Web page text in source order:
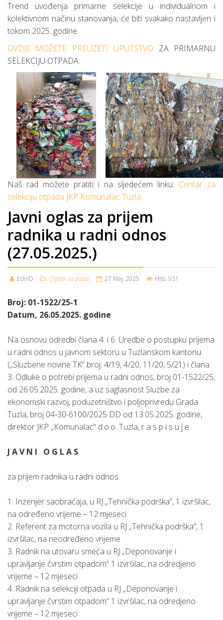
Trend uvođenja primarne selekcije u individualnom i
kolektivnom načinu stanovanja, će biti svakako nastavljen i
tokom 2025. godine.
OVDJE MOŽETE PREUZETI UPUTSTVO ZA PRIMARNU
SELEKCIJU OTPADA.
Naš rad možete pratiti i na sljedećem linku: Centar za
selekciju otpada JKP Komunalac Tuzla
Javni oglas za prijem
radnika u radni odnos
(27.05.2025.)
EdinD Oglasi za posao 27 May 2025 Hits: 931
Broj: 01-1522/25-1
Datum, 26.05.2025. godine
Na osnovu odredbi člana 4. i 6. Uredbe o postupku prijema
u radni odnos u javnom sektoru u Tuzlanskom kantonu
(„Sluzbene novine TK“ broj: 4/19, 4/20, 11/20, 5/21) i člana
3. Odluke o potrebi prijema u radni odnos, broj 01-1522/25,
od 26.05.2025. godine, a uz saglasnost Sluzbe za
ekonomski razvoj, poduzetništvo i poljoprivredu Grada
Tuzla, broj 04-30-6100/2025 DD od 13.05.2025. godine,
direktor JKP „Komunalac“ d.o.o. Tuzla, r a s p i s u j e
J A V N I O G L A S
za prijem radnika u radni odnos
1. Inzenjer saobraćaja, u RJ „Tehnička podrška“, 1 izvršilac,
na određeno vrijeme – 12 mjeseci
2. Referent za motorna vozila u RJ „Tehnička podrška“, 1
izvršilac, na neodređeno vrijeme
3. Radnik na utovaru smeća u RJ „Deponovanje i
upravljanje čvrstim otpadom“ 1 izvršilac, na odredjeno
vrijeme – 12 mjeseci
4. Radnik na selekciji otpada u RJ „Deponovanje i
upravljanje čvrstim otpadom“ 1 izvršilac, na odredjeno
vrijeme – 12 mjeseci